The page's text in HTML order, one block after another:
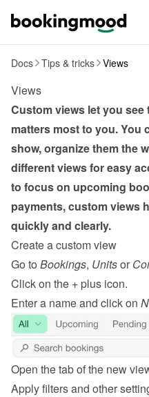
Docs Tips & tricks Views
Views
Custom views let you
matters most to you. You
show, organize them the
different views for easy
to focus on upcoming
payments, custom views
quickly and clearly.
Create a custom view
Go to Bookings, Units or
Click on the + plus icon.
Enter a name and click on
Open the tab of the new
Apply filters and other